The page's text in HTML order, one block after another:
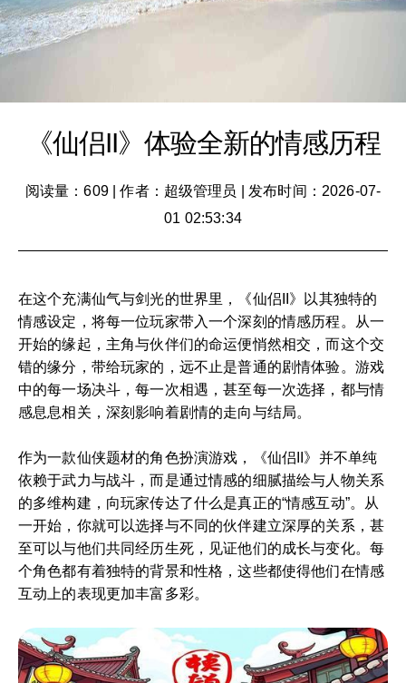
《仙侣II》体验全新的情感历程
阅读量：609|作者：超级管理员
发布时间：2026-07-
01 02:53:34
在这个充满仙气与剑光的世界里，《仙侣II》以其独特的
情感设定，将每一位玩家带入一个深刻的情感历程。从一
开始的缘起，主角与伙伴们的命运便悄然相交，而这个交
错的缘分，带给玩家的，远不止是普通的剧情体验。游戏
中的每一场决斗，每一次相遇，甚至每一次选择，都与情
感息息相关，深刻影响着剧情的走向与结局。
作为一款仙侠题材的角色扮演游戏，《仙侣II》并不单纯
依赖于武力与战斗，而是通过情感的细腻描绘与人物关系
的多维构建，向玩家传达了什么是真正的“情感互动”。从
一开始，你就可以选择与不同的伙伴建立深厚的关系，甚
至可以与他们共同经历生死，见证他们的成长与变化。每
个角色都有着独特的背景和性格，这些都使得他们在情感
互动上的表现更加丰富多彩。